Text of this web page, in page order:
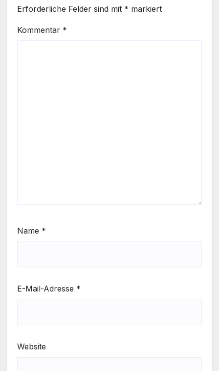
Erforderliche Felder sind mit * markiert
Kommentar *
Name *
E-Mail-Adresse *
Website